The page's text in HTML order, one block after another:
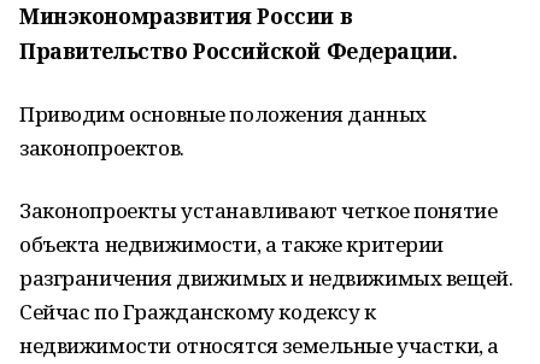
Минэкономразвития России в
Правительство Российской Федерации.
Приводим основные положения данных
законопроектов.
Законопроекты устанавливают четкое понятие
объекта недвижимости, а также критерии
разграничения движимых и недвижимых вещей.
Сейчас по Гражданскому кодексу к
недвижимости относятся земельные участки, а